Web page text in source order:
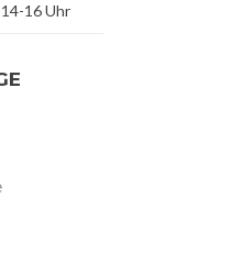
14-16 Uhr